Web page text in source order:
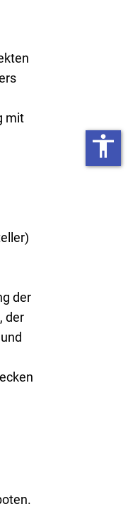
mit
der
der
accessibility